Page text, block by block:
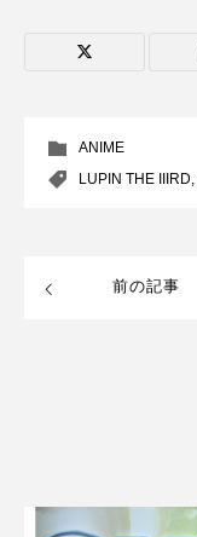
ANIME
LUPIN THE IIIRD,
前の記事